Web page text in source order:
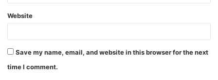
Website
Save my name, email, and website in this browser for the next
time I comment.